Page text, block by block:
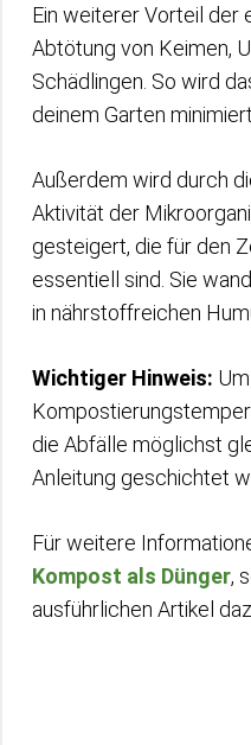
Ein weiterer Vorteil der
Abtötung von Keimen,
Schädlingen. So wird
deinem Garten minimiert.
Außerdem wird durch
Aktivität der
gesteigert, die für den
essentiell sind. Sie
in nährstoffreichen
Wichtiger Hinweis:
die Abfälle möglichst
Anleitung geschichtet
Für weitere
Kompost als Dünger,
ausführlichen Artikel